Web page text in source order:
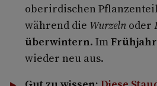
oberirdischen
während die Wurzelnoder
überwintern. ImFrühjahr
wieder neu aus.